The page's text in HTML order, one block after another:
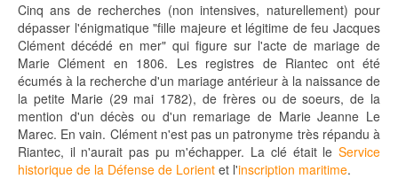
Cinq ans de recherches (non intensives, naturellement) pour
dépasser l'énigmatique "fille majeure et légitime de feu Jacques
Clément décédé en mer" qui figure sur l'acte de mariage de
Marie Clément en 1806. Les registres de Riantec ont été
écumés à la recherche d'un mariage antérieur à la naissance de
la petite Marie (29 mai 1782), de frères ou de soeurs, de la
mention d'un décès ou d'un remariage de Marie Jeanne Le
Marec. En vain. Clément n'est pas un patronyme très répandu à
Riantec, il n'aurait pas pu m'échapper. La clé était le Service
historique de la Défense de Lorient et l'inscription maritime.